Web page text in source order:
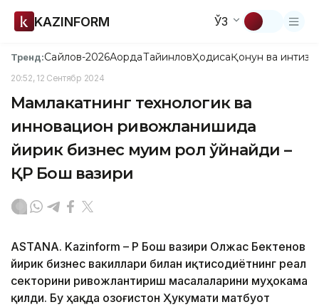
KAZINFORM ЎЗ
Тренд:Сайлов-2026АқордаТайинловҲодисаҚонун ва
20:52, 12 Сентябр 2024
Мамлакатнинг технологик ва
инновацион ривожланишида
йирик бизнес муҳим рол ўйнайди –
ҚР Бош вазири
ASTANA. Kazinform – ҚР Бош вазири Олжас Бектенов
йирик бизнес вакиллари билан иқтисодиётнинг реал
секторини ривожлантириш масалаларини муҳокама
қилди. Бу ҳақда Қозоғистон Ҳукумати матбуот